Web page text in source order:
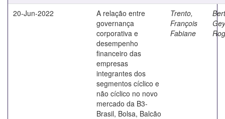
20-Jun-2022
A relação entre
governança
corporativa e
desempenho
financeiro das
empresas
integrantes dos
segmentos cíclico e
não cíclico no novo
mercado da B3-
Brasil, Bolsa, Balcão
Trento,
François
Fabiane